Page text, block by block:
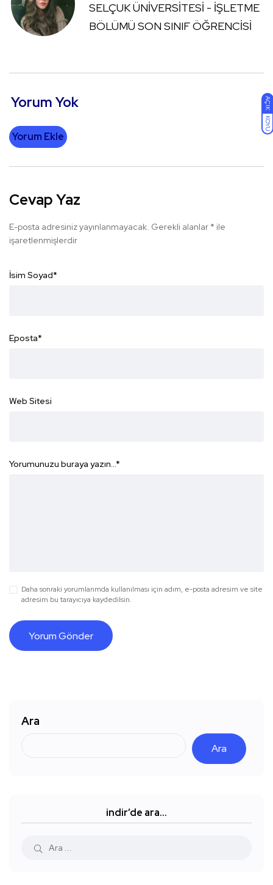
AÇIK
KOYU
SELÇUK ÜNİVERSİTESİ - İŞLETME
BÖLÜMÜ SON SINIF ÖĞRENCİSİ
Yorum Yok
Yorum Ekle
Cevap Yaz
E-posta adresiniz yayınlanmayacak. Gerekli alanlar * ile
işaretlenmişlerdir
İsim Soyad*
Eposta*
Web Sitesi
Yorumunuzu buraya yazın...*
Daha sonraki yorumlarımda kullanılması için adım, e-posta adresim ve site
adresim bu tarayıcıya kaydedilsin.
Ara
Ara
indir’de ara…